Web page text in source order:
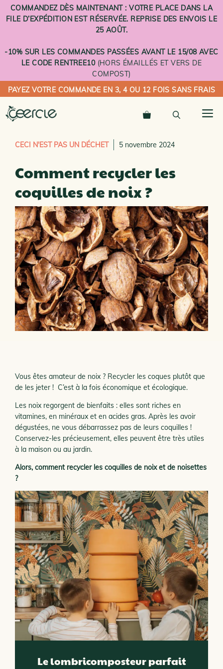
Aller
au
COMMANDEZ DÈS MAINTENANT : VOTRE PLACE DANS LA
FILE D’EXPÉDITION EST RÉSERVÉE. REPRISE DES ENVOIS LE
25 AOÛT.
-10% SUR LES COMMANDES PASSÉES AVANT LE 15/08 AVEC
LE CODE RENTREE10(HORS ÉMAILLÉS ET VERS DE
COMPOST)
PAYEZ VOTRE COMMANDE EN 3, 4 OU 12 FOIS SANS FRAIS
CECI N'EST PAS UN DÉCHET 5 novembre 2024
Comment recycler les
coquilles de noix ?
Vous êtes amateur de noix ? Recycler les coques plutôt que
de les jeter ! C’est à la fois économique et écologique.
Les noix regorgent de bienfaits : elles sont riches en
vitamines, en minéraux et en acides gras. Après les avoir
dégustées, ne vous débarrassez pas de leurs coquilles !
Conservez-les précieusement, elles peuvent être très utiles
à la maison ou au jardin.
Alors, comment recycler les coquilles de noix et de noisettes
?
Le lombricomposteur parfait